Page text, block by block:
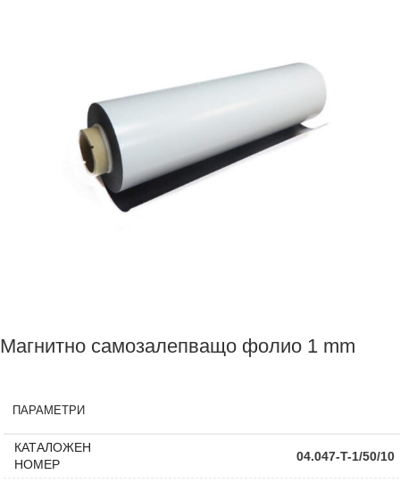
Магнитно самозалепващо фолио 1 mm
ПАРАМЕТРИ
КАТАЛОЖЕН
НОМЕР
04.047-T-1/50/10